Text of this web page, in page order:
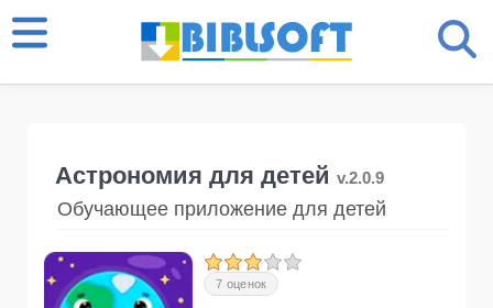
Астрономия для детей v.2.0.9
Обучающее приложение для детей
7 оценок